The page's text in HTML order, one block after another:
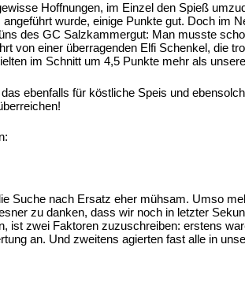
Hoffnungen, im Einzel den Spieß
wurde, einige Punkte gut. Doch im
des GC Salzkammergut: Man musste
von einer überragenden Elfi Schenkel, die
im Schnitt um 4,5 Punkte mehr als
ebenfalls für köstliche Speis und
Suche nach Ersatz eher mühsam. Umso
zu danken, dass wir noch in letzter
ist zwei Faktoren zuzuschreiben: erstens
an. Und zweitens agierten fast alle in